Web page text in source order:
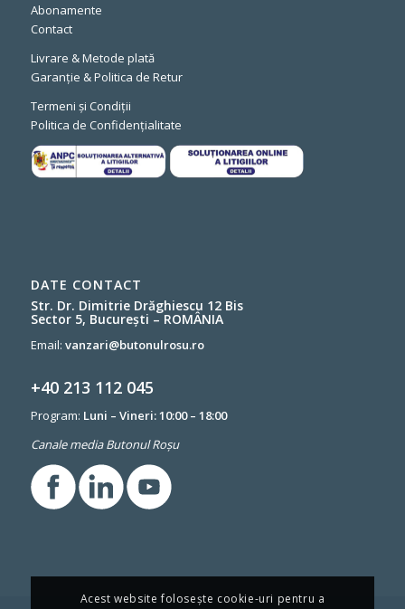
Abonamente
Contact
Livrare & Metode plată
Garanție & Politica de Retur
Termeni și Condiții
Politica de Confidențialitate
DATE CONTACT
Str. Dr. Dimitrie Drăghiescu 12 Bis
Sector 5, București – ROMÂNIA
Email: vanzari@butonulrosu.ro
+40 213 112 045
Program: Luni – Vineri: 10:00 – 18:00
Canale media Butonul Roșu
Acest website folosește cookie-uri pentru a